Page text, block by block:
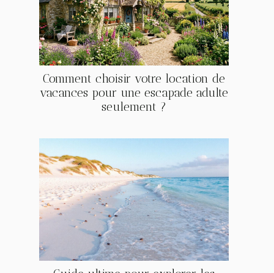
Comment choisir votre location de
vacances pour une escapade adulte
seulement ?